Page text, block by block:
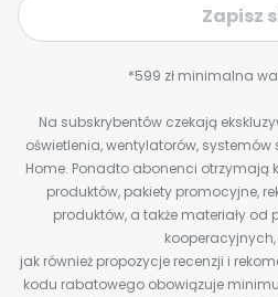
Zapisz
*599 zł minimalna
Na subskrybentów czekają
oświetlenia, wentylatorów,
Home. Ponadto abonenci otrzymają
produktów, pakiety promocyjne,
produktów, a także materiały
kooperacyjnych,
jak również propozycje recenzji i
kodu rabatowego obowiązuje